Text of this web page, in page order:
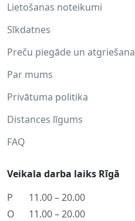
Lietošanas noteikumi
Sīkdatnes
Preču piegāde un atgriešana
Par mums
Privātuma politika
Distances līgums
FAQ
Veikala darba laiks Rīgā
P
11.00 – 20.00
O
11.00 – 20.00